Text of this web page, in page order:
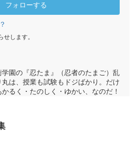
フォローする
します。
園の『忍たま』（忍者のたまご）乱
は、授業も試験もドジばかり。だけ
るく・たのしく・ゆかい、なのだ！